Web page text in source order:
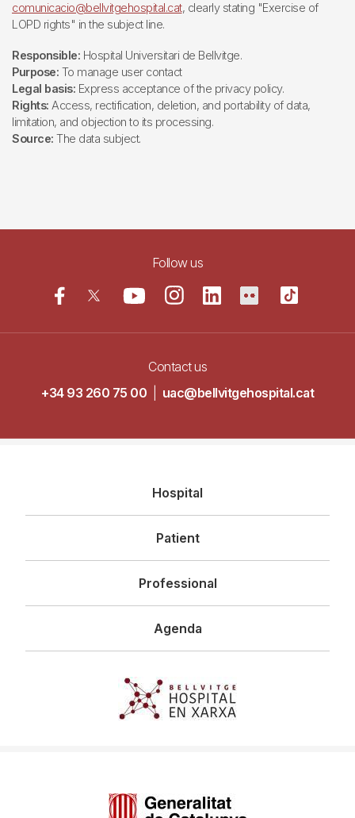
comunicacio@bellvitgehospital.cat, clearly stating "Exercise of
LOPD rights" in the subject line.
Responsible: Hospital Universitari de Bellvitge.
Purpose: To manage user contact
Legal basis: Express acceptance of the privacy policy.
Rights: Access, rectification, deletion, and portability of data,
limitation, and objection to its processing.
Source: The data subject.
Follow us
Contact us
+34 93 260 75 00
uac@bellvitgehospital.cat
principal
Hospital
Patient
Professional
Agenda